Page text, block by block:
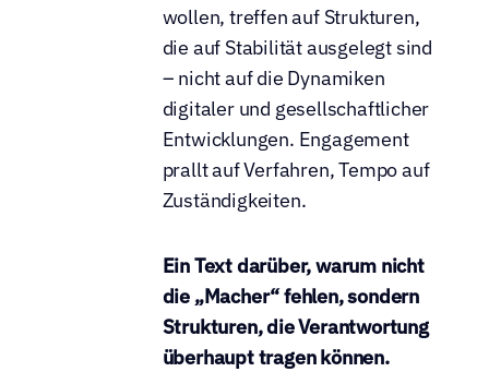
wollen, treffen auf Strukturen,
die auf Stabilität ausgelegt sind
– nicht auf die Dynamiken
digitaler und gesellschaftlicher
Entwicklungen. Engagement
prallt auf Verfahren, Tempo auf
Zuständigkeiten.
Ein Text darüber, warum nicht
die „Macher“ fehlen, sondern
Strukturen, die Verantwortung
überhaupt tragen können.